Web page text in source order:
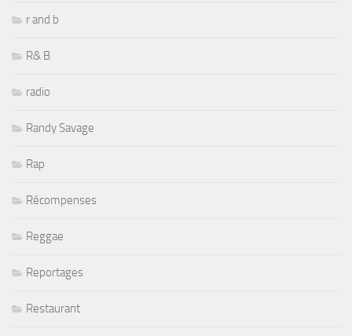
r and b
R& B
radio
Randy Savage
Rap
Récompenses
Reggae
Reportages
Restaurant